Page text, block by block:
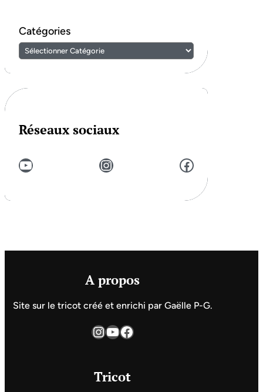
Catégories
Réseaux sociaux
YouTube Instagram Facebook
A propos
Site sur le tricot créé et enrichi par Gaëlle P-G.
InstagramYouTube Facebook
Tricot